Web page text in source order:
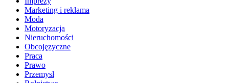
Marketing i reklama
Moda
Motoryzacja
Nieruchomości
Obcojęzyczne
Praca
Prawo
Przemysł